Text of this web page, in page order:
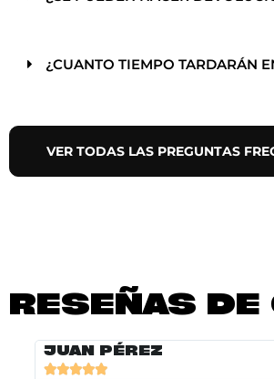
¿CUANTO TIEMPO TARDARÁN
VER TODAS LAS PREGUNTAS
RESEÑAS
JUAN PÉREZ
